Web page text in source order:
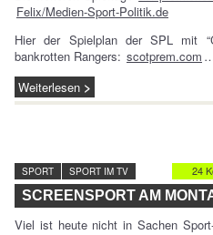
Felix/Medien-Sport-Politik.de
Hier der Spielplan der SPL mit
bankrotten Rangers: scotprem.com
Weiterlesen
24
SPORT SPORT IM TV
SCREENSPORT AM
Viel ist heute nicht in Sachen